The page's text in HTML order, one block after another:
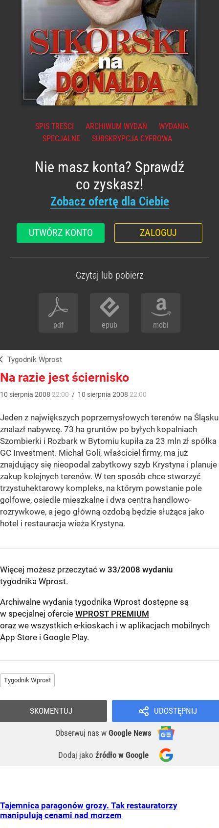
SPIS TREŚCI ARCHIWUM WYDAŃ
WYDANIA
SPECJALNE
SUBSKRYPCJA CYFROWA
Nie masz konta? Sprawdź
co zyskasz!
Zobacz ofertę dla Ciebie
UTWÓRZ KONTO ZALOGUJ
Czytaj lub pobierz
pdf epub mobi
Tygodnik Wprost
Na razie jest ściernisko
10 sierpnia 2008 22:00 / 10 sierpnia 2008 22:00
Jeden z największych poprzemysłowych terenów na Śląsku
znalazł nabywcę. 73 ha gruntów po byłych kopalniach
Szombierki i Rozbark w Bytomiu kupiła za 23 mln zł spółka
GC Investment. Michał Goli, właściciel firmy, ma już
znajdujący się nieopodal zabytkowy szyb Krystyna i planuje
zakup kolejnych terenów. W ten sposób chce stworzyć
trzystuhektarowy kompleks, na którym powstanie pole
golfowe, osiedle mieszkalne i dwa centra handlowo-
rozrywkowe, a jego główną ozdobą będzie służąca jako
hotel i restauracja wieża Krystyna.
Więcej możesz przeczytać w 33/2008 wydaniu
tygodnika Wprost.
Archiwalne wydania tygodnika Wprost dostępne są
w specjalnej ofercie WPROST PREMIUM
oraz we wszystkich e-kioskach i w aplikacjach mobilnych
App Store i Google Play.
Tygodnik Wprost
UDOSTĘPNIJ
Obserwuj nas w Google News
Dodaj jako źródło w Google
SKOMENTUJ
Tajemnica paragonów grozy. Tak restauratorzy
manipulują cenami nad morzem